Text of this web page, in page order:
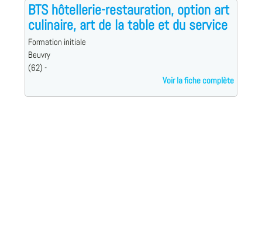
BTS hôtellerie-restauration, option art
culinaire, art de la table et du service
Formation initiale
Beuvry
(62) -
Voir la fiche complète